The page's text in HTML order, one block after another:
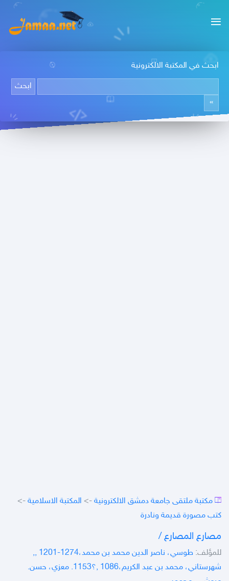
ابحث في المكتبة الالكترونية
مكتبة ملتقى جامعة دمشق الالكترونية -> المكتبة الاسلامية ->
كتب مصورة قديمة ونادرة
مصارع المصارع /‎‎‎
للمؤلف:
طوسي، ناصر الدين محمد بن محمد،‎‎‎, 1201-1274,
شهرستاني، محمد بن عبد الكريم،‎‎‎, 1086؟1153. معزي، حسن.